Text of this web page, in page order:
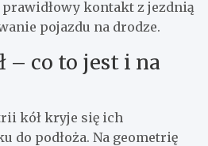
prawidłowy kontakt z jezdnią
pojazdu na drodze.
– co to jest i na
kół kryje się ich
do podłoża. Na geometrię